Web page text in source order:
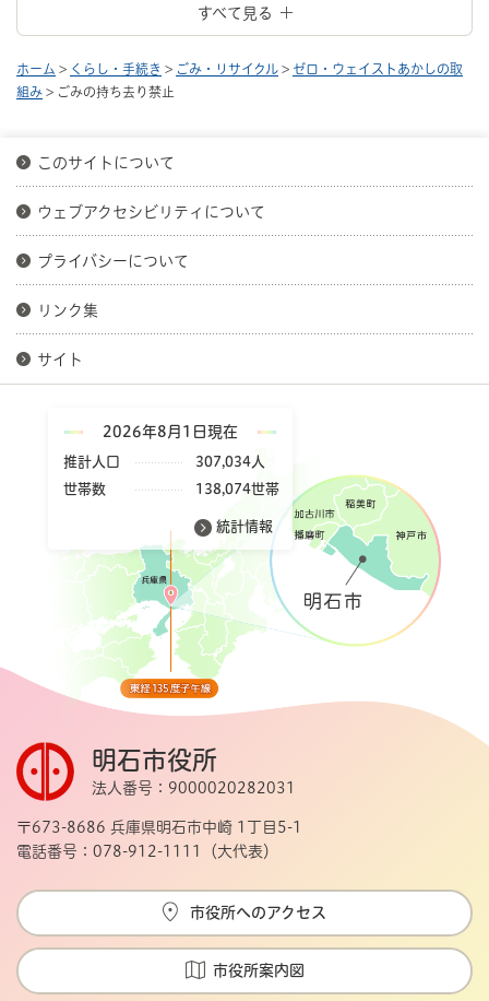
すべて見る
ホーム > くらし・手続き > ごみ・リサイクル > ゼロ・ウェイストあかしの取
組み > ごみの持ち去り禁止
このサイトについて
ウェブアクセシビリティについて
プライバシーについて
リンク集
サイト
2026年8月1日現在
推計人口
307,034人
世帯数
138,074世帯
統計情報
明石市役所
法人番号：9000020282031
〒673-8686 兵庫県明石市中崎 1丁目5-1
電話番号：078-912-1111（大代表）
市役所へのアクセス
市役所案内図